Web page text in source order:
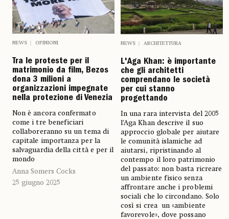
NEWS OPINIONI
Tra le proteste per il
matrimonio da film, Bezos
dona 3 milioni a
organizzazioni impegnate
nella protezione di Venezia
Non è ancora confermato
come i tre beneficiari
collaboreranno su un tema di
capitale importanza per la
salvaguardia della città e per il
mondo
Anna Somers Cocks
25 giugno 2025
NEWS ARCHITETTURA
L'Aga Khan: è importante
che gli architetti
comprendano le società
per cui stanno
progettando
In una rara intervista del 2005
l’Aga Khan descrive il suo
approccio globale per aiutare
le comunità islamiche ad
aiutarsi, ripristinando al
contempo il loro patrimonio
del passato: non basta ricreare
un ambiente fisico senza
affrontare anche i problemi
sociali che lo circondano. Solo
così si crea un «ambiente
favorevole», dove possano